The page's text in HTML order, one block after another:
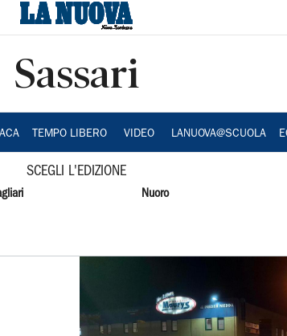
Sassari
TEMPO LIBERO VIDEO LANUOVA@SCUOLA
SCEGLI L'EDIZIONE
Nuoro